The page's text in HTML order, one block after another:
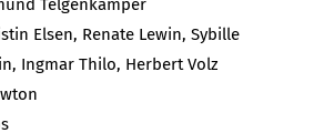
Telgenkämper
Elsen, Renate Lewin, Sybille
Ingmar Thilo, Herbert Volz